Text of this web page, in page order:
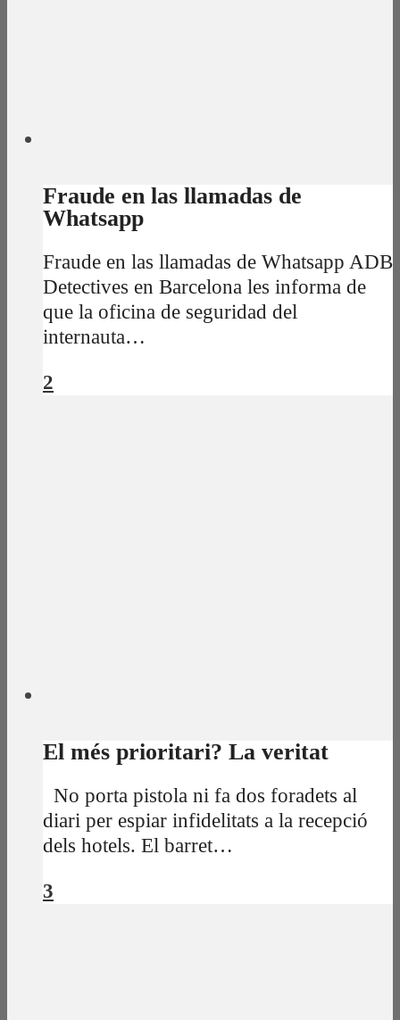
Fraude en las llamadas de
Whatsapp
Fraude en las llamadas de Whatsapp ADB
Detectives en Barcelona les informa de
que la oficina de seguridad del
internauta…
2
El més prioritari? La veritat
No porta pistola ni fa dos foradets al
diari per espiar infidelitats a la recepció
dels hotels. El barret…
3